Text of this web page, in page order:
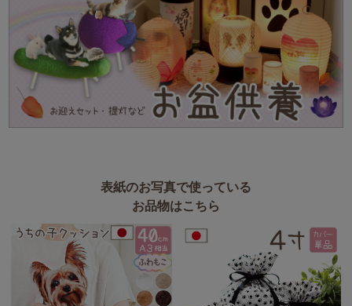
表紙のお写真で使っている
お品物はこちら